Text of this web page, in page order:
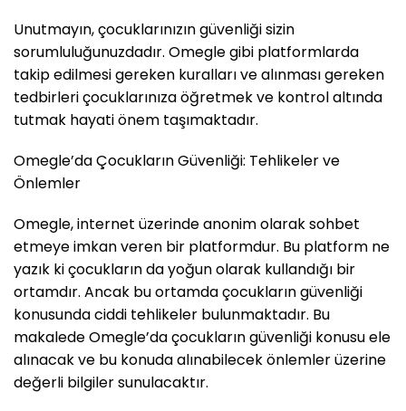
Unutmayın, çocuklarınızın güvenliği sizin
sorumluluğunuzdadır. Omegle gibi platformlarda
takip edilmesi gereken kuralları ve alınması gereken
tedbirleri çocuklarınıza öğretmek ve kontrol altında
tutmak hayati önem taşımaktadır.
Omegle’da Çocukların Güvenliği: Tehlikeler ve
Önlemler
Omegle, internet üzerinde anonim olarak sohbet
etmeye imkan veren bir platformdur. Bu platform ne
yazık ki çocukların da yoğun olarak kullandığı bir
ortamdır. Ancak bu ortamda çocukların güvenliği
konusunda ciddi tehlikeler bulunmaktadır. Bu
makalede Omegle’da çocukların güvenliği konusu ele
alınacak ve bu konuda alınabilecek önlemler üzerine
değerli bilgiler sunulacaktır.